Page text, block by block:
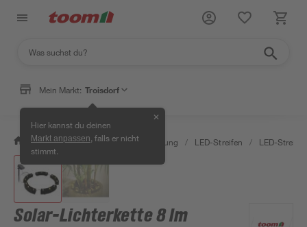
Mein Markt: Troisdorf
Hier kannst du deinen
Markt anpassen , falls er nicht
stimmt.
✕
/ Wohnen & Haushalt / Beleuchtung / LED-Streifen / LED-
Solar-Lichterkette 8 lm